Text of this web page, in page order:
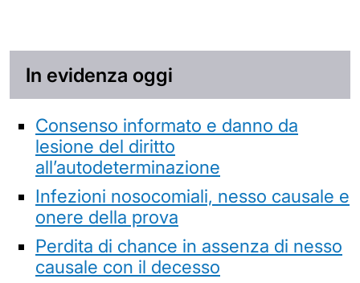
In evidenza oggi
Consenso informato e danno da
lesione del diritto
all’autodeterminazione
Infezioni nosocomiali, nesso causale e
onere della prova
Perdita di chance in assenza di nesso
causale con il decesso